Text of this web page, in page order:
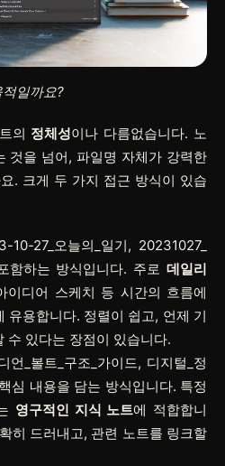
일까요?
의 정체성이나 다름없습니다. 노
것을 넘어, 파일명 자체가 강력한
. 크게 두 가지 접근 방식이 있습
10-27_오늘의_일기, 20231027_
함하는 방식입니다. 주로 데일리
이디어 스케치 등 시간의 흐름에
유용합니다. 정렬이 쉽고, 언제 기
수 있다는 장점이 있습니다.
언_볼트_구조_가이드, 디지털_정
심 내용을 담는 방식입니다. 특정
영구적인 지식 노트에 적합합니
히 드러내고, 관련 노트를 링크할